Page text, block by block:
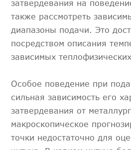
затвердевания на
также рассмотреть
диапазоны подачи. Это
посредством описания
зависимых
Особое поведение при
сильная зависимость его
затвердевания от
макроскопическое
точки недостаточно для